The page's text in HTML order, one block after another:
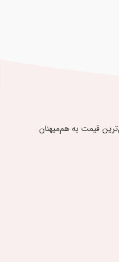
محصولات را با نازل‌ترین قیمت به هم‌میهنان